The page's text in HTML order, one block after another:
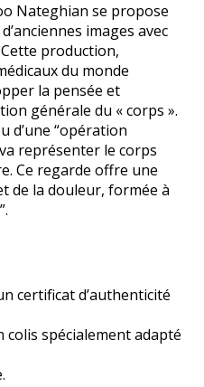
Nateghian se propose
images avec
production,
du monde
la pensée et
générale du « corps ».
d’une “opération
représenter le corps
Ce regarde offre une
de la douleur, formée à
certificat d’authenticité
colis spécialement adapté